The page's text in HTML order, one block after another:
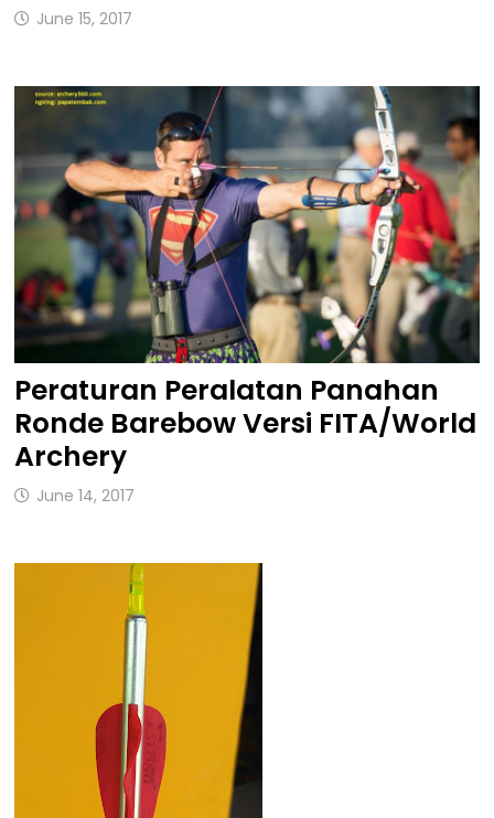
June 15, 2017
Peraturan Peralatan Panahan
Ronde Barebow Versi FITA/World
Archery
June 14, 2017